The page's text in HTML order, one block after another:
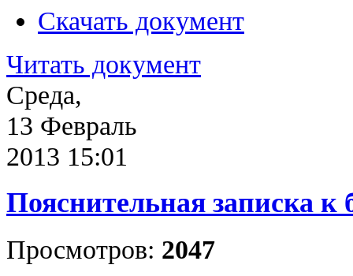
Скачать документ
Читать документ
Среда,
13 Февраль
2013 15:01
Пояснительная записка к
Просмотров: 2047